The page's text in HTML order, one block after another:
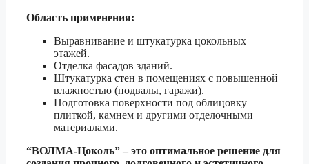
Область применения:
Выравнивание и штукатурка цокольных
этажей.
Отделка фасадов зданий.
Штукатурка стен в помещениях с повышенной
влажностью (подвалы, гаражи).
Подготовка поверхности под облицовку
плиткой, камнем и другими отделочными
материалами.
“ВОЛМА-Цоколь” – это оптимальное решение для